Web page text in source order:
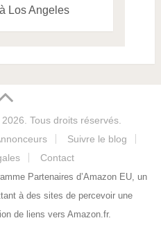
Los Angeles
Tous droits réservés.
Suivre le blog
Contact
Partenaires d’Amazon EU, un
à des sites de percevoir une
de liens vers Amazon.fr.